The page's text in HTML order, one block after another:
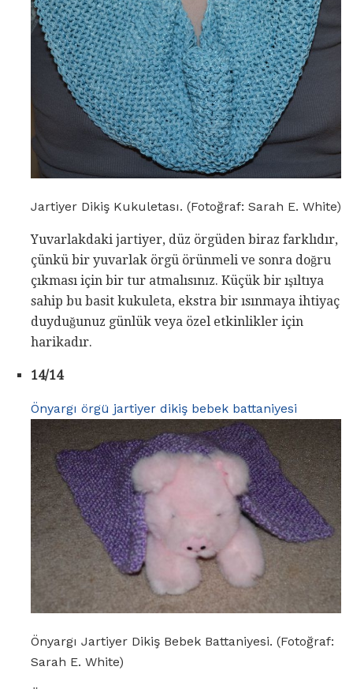
Jartiyer Dikiş Kukuletası. (Fotoğraf: Sarah E. White)
Yuvarlakdaki jartiyer, düz örgüden biraz farklıdır,
çünkü bir yuvarlak örgü örünmeli ve sonra doğru
çıkması için bir tur atmalısınız. Küçük bir ışıltıya
sahip bu basit kukuleta, ekstra bir ısınmaya ihtiyaç
duyduğunuz günlük veya özel etkinlikler için
harikadır.
14/14
Önyargı örgü jartiyer dikiş bebek battaniyesi
Önyargı Jartiyer Dikiş Bebek Battaniyesi. (Fotoğraf:
Sarah E. White)